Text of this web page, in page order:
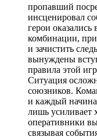
пропавший
инсценировал
герои
комбинации,
и зачистить
вынуждены
правила этой
Ситуация
союзников.
и каждый
лишь усиливает
оперативники
связывая